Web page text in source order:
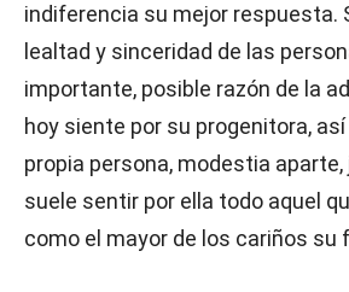
indiferencia su mejor respuesta.
lealtad y sinceridad de las
importante, posible razón de la
hoy siente por su progenitora,
propia persona, modestia
suele sentir por ella todo aquel
como el mayor de los cariños su